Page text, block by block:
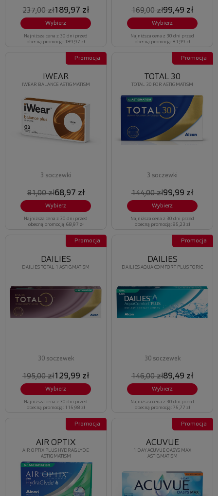
237,00 zł189,97 zł
Wybierz
Najniższa cena z 30 dni przed
obecną promocją: 189,97 zł
169,00 zł99,49 zł
Wybierz
Najniższa cena z 30 dni przed
obecną promocją: 81,99 zł
Promocja
IWEAR BALANCE ASTIGMATISM
IWEAR
3 soczewki
81,00 zł68,97 zł
Wybierz
Najniższa cena z 30 dni przed
obecną promocją: 68,97 zł
Promocja
TOTAL 30 FOR ASTIGMATISM
TOTAL 30
3 soczewki
144,00 zł99,99 zł
Wybierz
Najniższa cena z 30 dni przed
obecną promocją: 85,23 zł
Promocja
DAILIES TOTAL 1 ASTIGMATISM
DAILIES
30 soczewek
195,00 zł129,99 zł
Wybierz
Najniższa cena z 30 dni przed
obecną promocją: 115,98 zł
Promocja
DAILIES AQUA COMFORT PLUS TORIC
DAILIES
30 soczewek
146,00 zł89,49 zł
Wybierz
Najniższa cena z 30 dni przed
obecną promocją: 75,77 zł
Promocja
AIR OPTIX PLUS HYDRAGLYDE
ASTIGMATISM
AIR OPTIX
Promocja
1 DAY ACUVUE OASYS MAX
ASTIGMATISM
ACUVUE